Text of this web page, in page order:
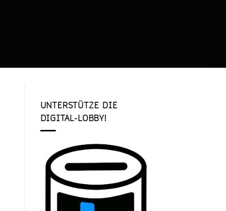
UNTERSTÜTZE DIE
DIGITAL-LOBBY!